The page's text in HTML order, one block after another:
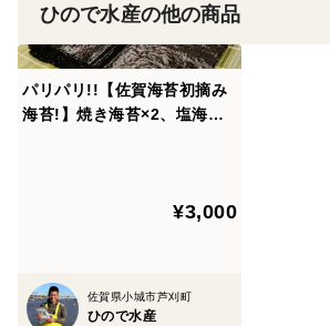
3個用の化粧箱になりますので
塩海苔×2、焼き海苔×1や、塩海苔だけ
お客様の好みに変更できますので気軽
さい。
ひので水産の他の商品
パリパリ!!【佐賀海苔初摘み
海苔!】焼き海苔×2、塩海苔×
¥3,000
佐賀県小城市芦刈町
ひので水産